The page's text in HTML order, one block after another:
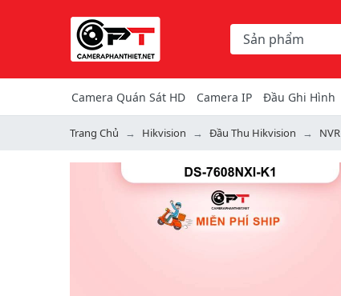
Chọn danh mục tìm
Từ khóa hoặc mã
Camera Quán Sát HD Camera IP Đầu Ghi Hình
Trang Chủ Hikvision Đầu Thu Hikvision